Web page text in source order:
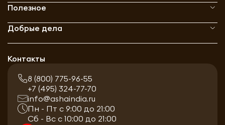
Полезное
Добрые дела
Контакты
8 (800) 775-96-55
+7 (495) 324-77-70
info@ashaindia.ru
Пн - Пт с 9:00 до 21:00
Сб - Вс с 10:00 до 21:00